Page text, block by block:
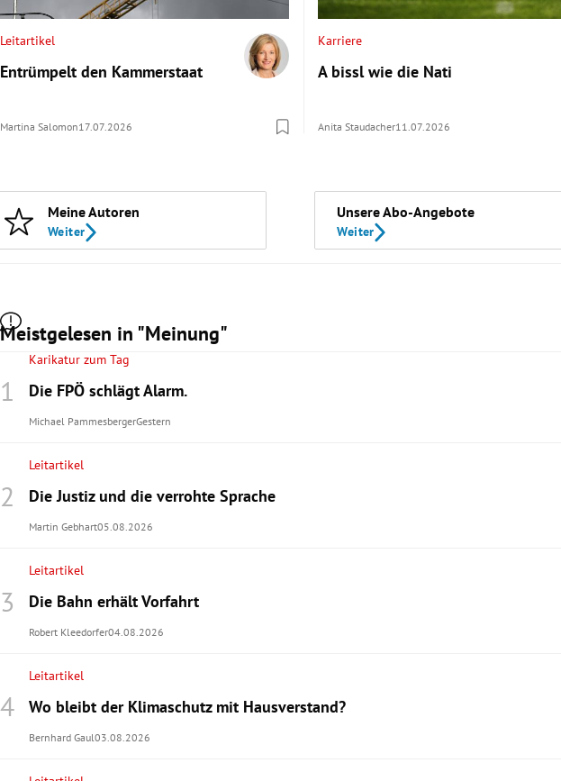
Leitartikel
Entrümpelt den Kammerstaat
Martina Salomon17.07.2026
Karriere
A bissl wie die Nati
Anita Staudacher11.07.2026
Meine Autoren
Weiter
Unsere Abo-Angebote
Weiter
Meistgelesen in "Meinung"
Karikatur zum Tag
Die FPÖ schlägt Alarm.
Michael PammesbergerGestern
Leitartikel
Die Justiz und die verrohte Sprache
Martin Gebhart05.08.2026
Leitartikel
Die Bahn erhält Vorfahrt
Robert Kleedorfer04.08.2026
Leitartikel
Wo bleibt der Klimaschutz mit Hausverstand?
Bernhard Gaul03.08.2026